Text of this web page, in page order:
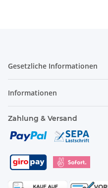
Gesetzliche Informationen
Informationen
Zahlung & Versand